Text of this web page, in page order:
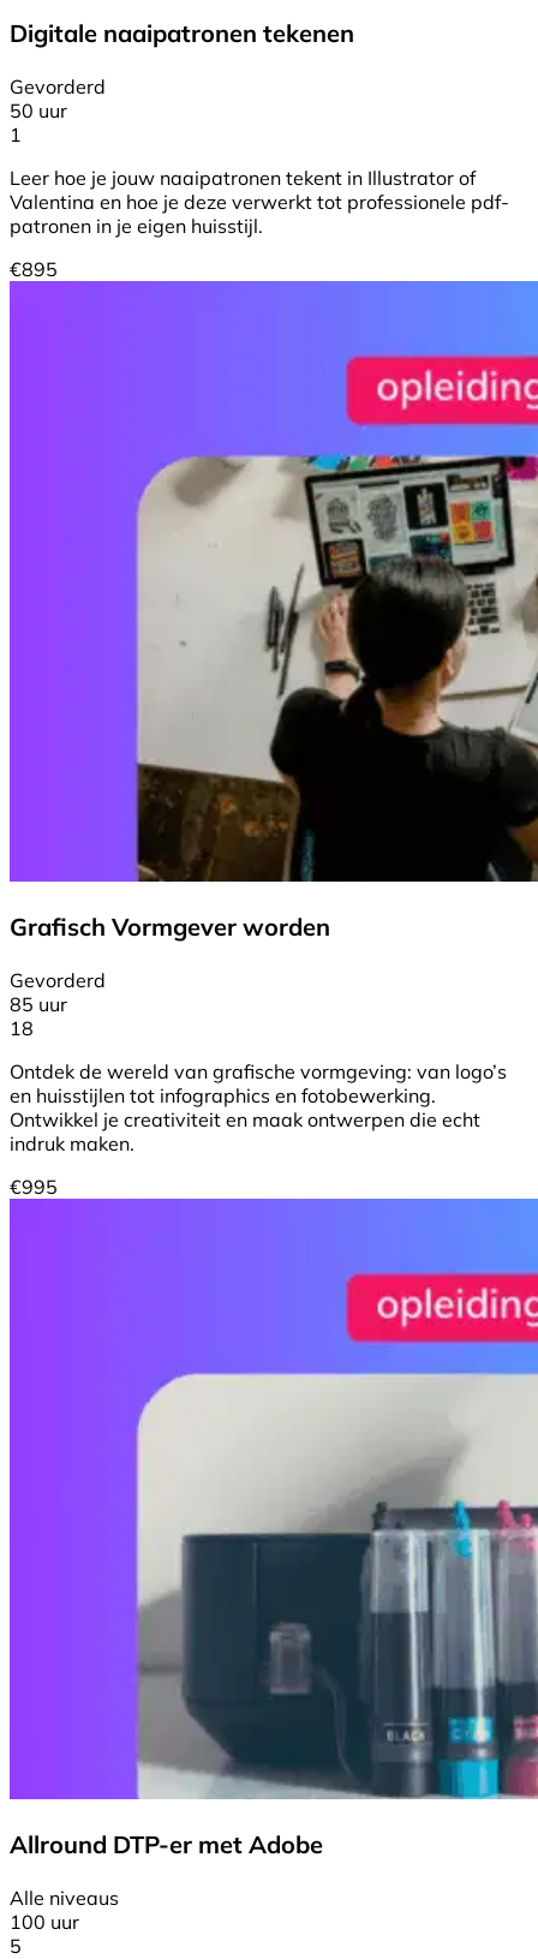
Digitale naaipatronen tekenen
Gevorderd
50 uur
1
Leer hoe je jouw naaipatronen tekent in Illustrator of
Valentina en hoe je deze verwerkt tot professionele pdf-
patronen in je eigen huisstijl.
€895
Grafisch Vormgever worden
Gevorderd
85 uur
18
Ontdek de wereld van grafische vormgeving: van logo’s
en huisstijlen tot infographics en fotobewerking.
Ontwikkel je creativiteit en maak ontwerpen die echt
indruk maken.
€995
Allround DTP-er met Adobe
Alle niveaus
100 uur
5